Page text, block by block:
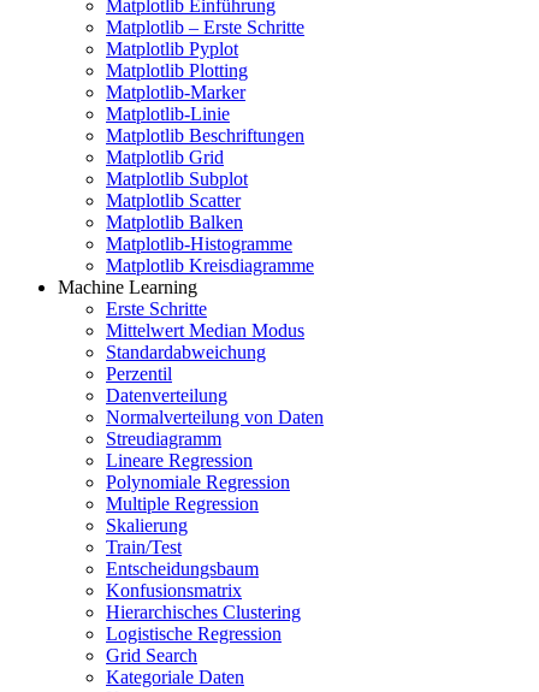
Matplotlib Einführung
Matplotlib – Erste Schritte
Matplotlib Pyplot
Matplotlib Plotting
Matplotlib-Marker
Matplotlib-Linie
Matplotlib Beschriftungen
Matplotlib Grid
Matplotlib Subplot
Matplotlib Scatter
Matplotlib Balken
Matplotlib-Histogramme
Matplotlib Kreisdiagramme
Machine Learning
Erste Schritte
Mittelwert Median Modus
Standardabweichung
Perzentil
Datenverteilung
Normalverteilung von Daten
Streudiagramm
Lineare Regression
Polynomiale Regression
Multiple Regression
Skalierung
Train/Test
Entscheidungsbaum
Konfusionsmatrix
Hierarchisches Clustering
Logistische Regression
Grid Search
Kategoriale Daten